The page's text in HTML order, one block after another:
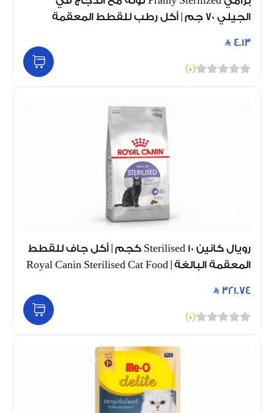
الجيلي 70 جم | أكل رطب للقطط المعقمة
4.13
(
0
)
رويال كانين Sterilised 10 كجم | أكل جاف للقطط
المعقمة البالغة | Royal Canin Sterilised Cat Food
321.74
(
0
)